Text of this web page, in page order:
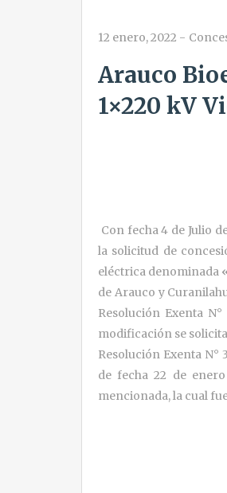
12 enero, 2022 -
Arauco
1×220 kV
Con fecha 4 de Julio
la solicitud de
eléctrica denominada
de Arauco y
Resolución Exenta
modificación se
Resolución Exenta N°
de fecha 22 de
mencionada, la cual